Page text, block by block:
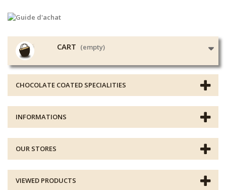
CART (empty)
CHOCOLATE COATED SPECIALITIES
INFORMATIONS
OUR STORES
VIEWED PRODUCTS